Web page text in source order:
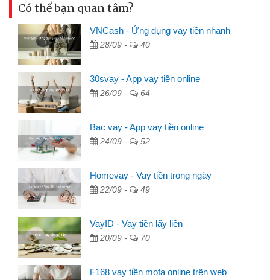
Có thể bạn quan tâm?
VNCash - Ứng dụng vay tiền nhanh
28/09 - 40
30svay - App vay tiền online
26/09 - 64
Bac vay - App vay tiền online
24/09 - 52
Homevay - Vay tiền trong ngày
22/09 - 49
VayID - Vay tiền lấy liền
20/09 - 70
F168 vay tiền mofa online trên web